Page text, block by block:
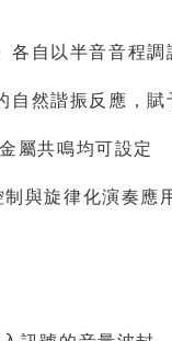
自以半音音程調
自然諧振反應，
屬共鳴均可設定
與旋律化演奏應